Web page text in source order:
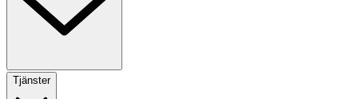
Tjänster